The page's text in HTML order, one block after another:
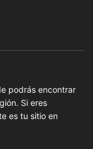
podrás encontrar
Si eres
es tu sitio en